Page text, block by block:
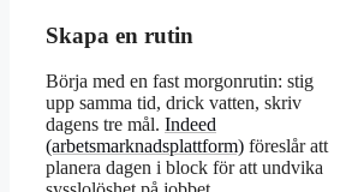
Skapa en rutin
Börja med en fast morgonrutin: stig
upp samma tid, drick vatten, skriv
dagens tre mål. Indeed
(arbetsmarknadsplattform) föreslår att
planera dagen i block för att undvika